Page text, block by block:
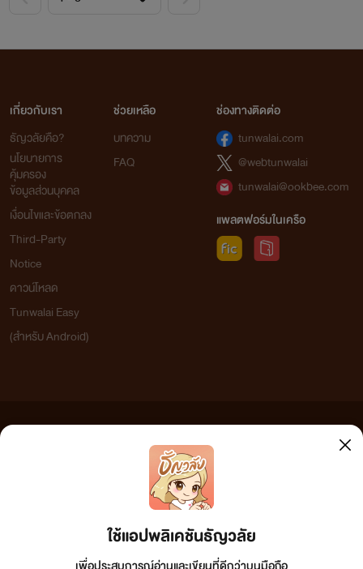
ใช้แอปพลิเคชันธัญวลัย
เกี่ยวกับเรา
ธัญวลัยคือ?
นโยบายการ
คุ้มครอง
ข้อมูลส่วนบุคคล
เงื่อนไขและข้อตกลง
Third-Party
Notice
ดาวน์โหลด
Tunwalai Easy
(สำหรับ Android)
ช่วยเหลือ
บทความ
FAQ
ช่องทางติดต่อ
tunwalai.com
@webtunwalai
tunwalai@ookbee.com
แพลตฟอร์มในเครือ
เว็บไซต์แห่งนี้ไม่ได้เห็นด้วยและไม่ขอรับผิดชอบต่อข้อความใดๆ ทั้งสิ้น ดังนั้นผู้อ่านทุกท่านโปรดใช้
วิจารณญาณในการกลั่นกรองด้วยตนเอง และหากท่านพบข้อความใดๆ ที่ขัดต่อกฎหมายและศีลธรรม
กรุณาแจ้งมาที่ tunwalai@ookbee.com เพื่อทีมงานจะได้ดำเนินการในทันที ทั้งนี้ ทางเว็บไซต์ขอสงวน
ลิขสิทธิ์ตามพระราชบัญญัติลิขสิทธิ์ (ฉบับเพิ่มเติม) พ.ศ.2558